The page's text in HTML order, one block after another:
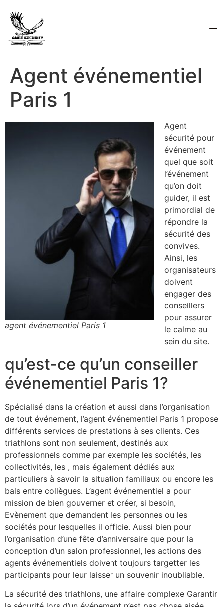
Agent événementiel
Paris 1
agent événementiel Paris 1
Agent
sécurité pour
événement
quel que soit
l’événement
qu’on doit
guider, il est
primordial de
répondre la
sécurité des
convives.
Ainsi, les
organisateurs
doivent
engager des
conseillers
pour assurer
le calme au
sein du site.
qu’est-ce qu’un conseiller
événementiel Paris 1?
Spécialisé dans la création et aussi dans l’organisation
de tout événement, l’agent événementiel Paris 1 propose
différents services de prestations à ses clients. Ces
triathlons sont non seulement, destinés aux
professionnels comme par exemple les sociétés, les
collectivités, les , mais également dédiés aux
particuliers à savoir la situation familiaux ou encore les
bals entre collègues. L’agent événementiel a pour
mission de bien gouverner et créer, si besoin,
Evènement que demandent les personnes ou les
sociétés pour lesquelles il officie. Aussi bien pour
l’organisation d’une fête d’anniversaire que pour la
conception d’un salon professionnel, les actions des
agents événementiels doivent toujours targetter les
participants pour leur laisser un souvenir inoubliable.
La sécurité des triathlons, une affaire complexe Garantir